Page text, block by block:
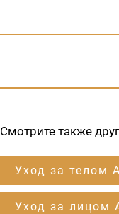
Смотрите также
Уход за телом
Уход за лицом